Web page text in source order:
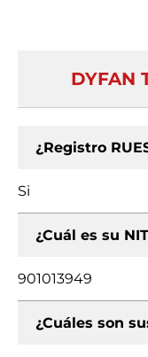
DYFAN
¿Registro
Si
¿Cuál es su
901013949
¿Cuáles son